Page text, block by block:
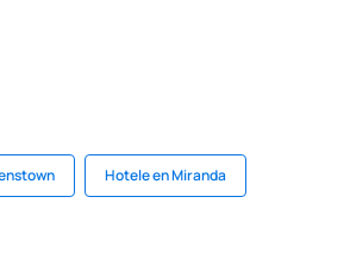
Hotele en Miranda